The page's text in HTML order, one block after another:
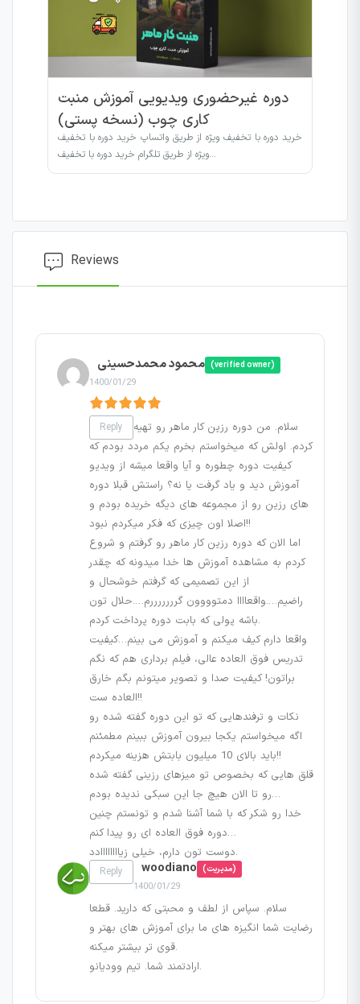
دوره غیرحضوری ویدیویی آموزش منبت
کاری چوب (نسخه پستی)
خرید دوره با تخفیف ویژه از طریق واتساپ خرید دوره با تخفیف
ویژه از طریق تلگرام خرید دوره با تخفیف…
Reviews
محمود محمدحسینی (verified owner)
1400/01/29
Reply
سلام. من دوره رزین کار ماهر رو تهیه
کردم. اولش که میخواستم بخرم یکم مردد بودم که
کیفیت دوره چطوره و آیا واقعا میشه از ویدیو
آموزش دید و یاد گرفت یا نه؟ راستش قبلا دوره
های رزین رو از مجموعه های دیگه خریده بودم و
اصلا اون چیزی که فکر میکردم نبود!!
اما الان که دوره رزین کار ماهر رو گرفتم و شروع
کردم به مشاهده آموزش ها خدا میدونه که چقدر
از این تصمیمی که گرفتم خوشحال و
راضیم….واقعاااا دمتوووون گرررررررم….حلال تون
باشه پولی که بابت دوره پرداخت کردم.
واقعا دارم کیف میکنم و آموزش می بینم…کیفیت
تدریس فوق العاده عالی، فیلم برداری هم که نگم
براتون! کیفیت صدا و تصویر میتونم بگم خارق
العاده ست!!
نکات و ترفندهایی که تو این دوره گفته شده رو
اگه میخواستم یکجا بیرون آموزش ببینم مطمئنم
باید بالای 10 میلیون بابتش هزینه میکردم!!
قلق هایی که بخصوص تو میزهای رزینی گفته شده
رو تا الان هیچ جا این سبکی ندیده بودم…
خدا رو شکر که با شما آشنا شدم و تونستم چنین
دوره فوق العاده ای رو پیدا کنم…
دوست تون دارم، خیلی زیاااااااادد.
woodiano (مدیریت)
1400/01/29
Reply
سلام. سپاس از لطف و محبتی که دارید. قطعا
رضایت شما انگیزه های ما برای آموزش های بهتر و
قوی تر بیشتر میکنه.
ارادتمند شما. تیم وودیانو.